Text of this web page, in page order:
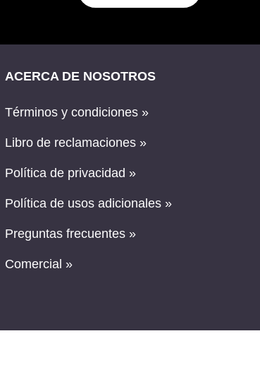
ACERCA DE NOSOTROS
Términos y condiciones »
Libro de reclamaciones »
Política de privacidad »
Política de usos adicionales »
Preguntas frecuentes »
Comercial »